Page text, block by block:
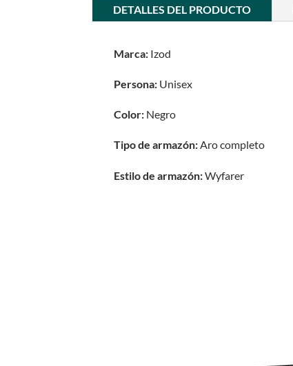
DETALLES DEL PRODUCTO
Marca: Izod
Persona: Unisex
Color: Negro
Tipo de armazón:Aro completo
Estilo de armazón:Wyfarer